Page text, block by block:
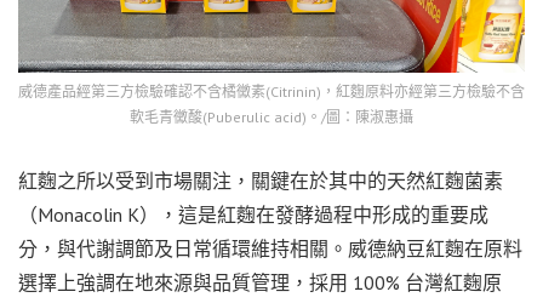
威德產品經第三方檢驗確認不含橘黴素(Citrinin)，紅麴原料亦經第三方檢驗不含
軟毛青黴酸(Puberulic acid)。/圖：陳淑惠攝
紅麴之所以受到市場關注，關鍵在於其中的天然紅麴菌素
（Monacolin K），這是紅麴在發酵過程中形成的重要成
分，與代謝調節及日常循環維持相關。威德納豆紅麴在原料
選擇上強調在地來源與品質管理，採用 100% 台灣紅麴原